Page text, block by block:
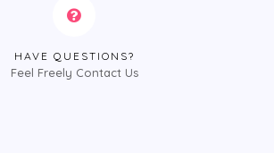
HAVE QUESTIONS?
Feel Freely Contact Us